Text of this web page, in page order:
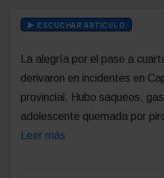
ESCUCHAR ARTÍCULO
La alegría por el pase a
derivaron en incidentes en
provincial. Hubo saqueos,
adolescente quemada por
Leer más